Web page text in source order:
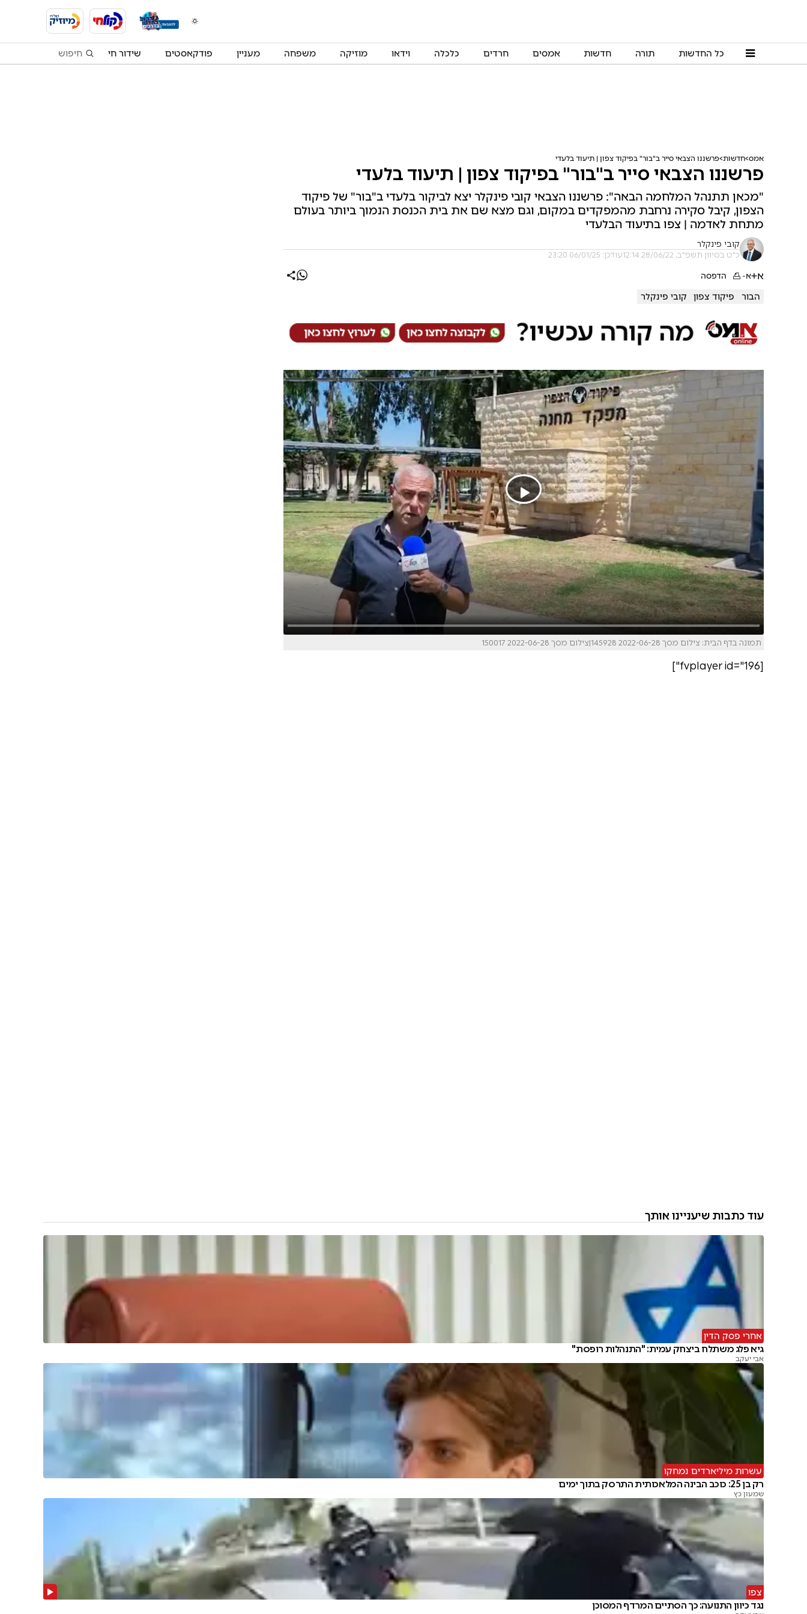
כל החדשות תורה חדשות אמסים חרדים כלכלה וידאו מוזיקה משפחה מעניין פודקאסטים שידור חי
אמס חדשות פרשננו הצבאי סייר ב"בור" בפיקוד צפון | תיעוד בלעדי
פרשננו הצבאי סייר ב"בור" בפיקוד צפון | תיעוד בלעדי
"מכאן תתנהל המלחמה הבאה": פרשננו הצבאי קובי פינקלר יצא לביקור בלעדי ב"בור" של פיקוד
הצפון, קיבל סקירה נרחבת מהמפקדים במקום, וגם מצא שם את בית הכנסת הנמוך ביותר בעולם
מתחת לאדמה | צפו בתיעוד הבלעדי
קובי פינקלר
כ"ט בסיוון תשפ"ב, 28/06/22 12:14 עודכן: 06/01/25 23:20
א+א- הדפסה
הבור פיקוד צפון קובי פינקלר
תמונה בדף הבית: צילום מסך 2022-06-28 145928|צילום מסך 2022-06-28 150017
[fvplayer id="196"]
עוד כתבות שיעניינו אותך
אחרי פסק הדין
גיא פלג משתלח ביצחק עמית: "התנהלות רופסת"
אבי יעקב
עשרות מיליארדים נמחקו
רק בן 25: כוכב הבינה המלאכותית התרסק בתוך ימים
שמעון כץ
צפו
נגד כיוון התנועה: כך הסתיים המרדף המסוכן